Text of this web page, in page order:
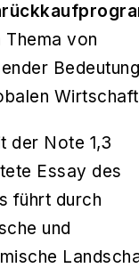
Thema von
der Note 1,3
Essay des
führt durch
und